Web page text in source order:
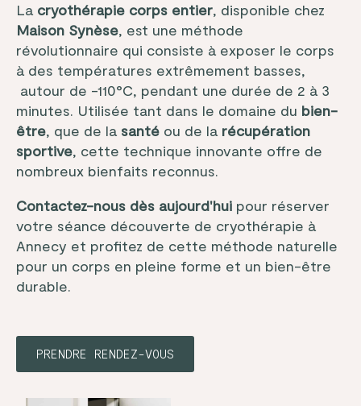
La cryothérapie corps entier, disponible chez
Maison Synèse, est une méthode
révolutionnaire qui consiste à exposer le corps
à des températures extrêmement basses,
autour de -110°C, pendant une durée de 2 à 3
minutes. Utilisée tant dans le domaine du bien-
être, que de la santé ou de la récupération
sportive, cette technique innovante offre de
nombreux bienfaits reconnus.
Contactez-nous dès aujourd'hui pour réserver
votre séance découverte de cryothérapie à
Annecy et profitez de cette méthode naturelle
pour un corps en pleine forme et un bien-être
durable.
PRENDRE RENDEZ-VOUS